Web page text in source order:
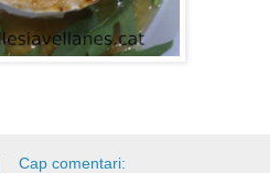
Cap comentari: